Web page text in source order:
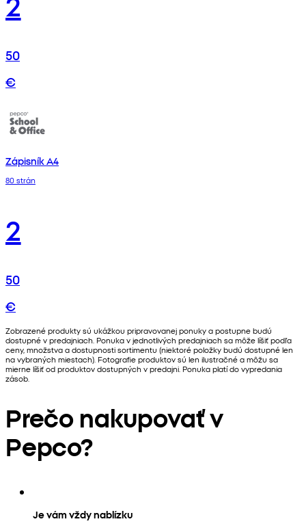
50
€
Zápisník A4
80 strán
2
50
€
Zobrazené produkty sú ukážkou pripravovanej ponuky a postupne budú
dostupné v predajniach. Ponuka v jednotlivých predajniach sa môže líšiť podľa
ceny, množstva a dostupnosti sortimentu (niektoré položky budú dostupné len
na vybraných miestach). Fotografie produktov sú len ilustračné a môžu sa
mierne líšiť od produktov dostupných v predajni. Ponuka platí do vypredania
zásob.
Prečo nakupovať v
Pepco?
Je vám vždy nablízku